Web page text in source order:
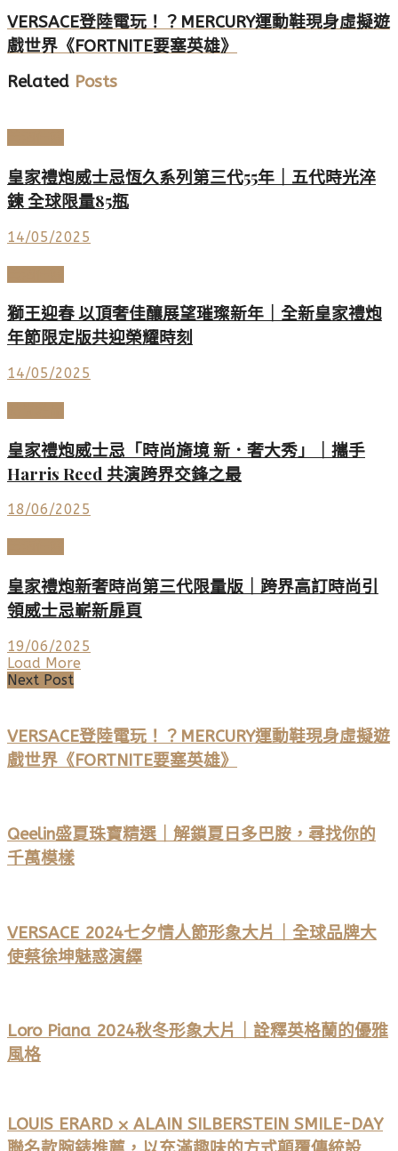
VERSACE登陸電玩！？MERCURY運動鞋現身虛擬遊
戲世界《FORTNITE要塞英雄》
Related Posts
皇家禮炮威士忌恆久系列第三代55年｜五代時光淬
鍊 全球限量85瓶
14/05/2025
獅王迎春 以頂奢佳釀展望璀璨新年｜全新皇家禮炮
年節限定版共迎榮耀時刻
14/05/2025
皇家禮炮威士忌「時尚旖境 新．奢大秀」｜攜手
Harris Reed 共演跨界交鋒之最
18/06/2025
皇家禮炮新奢時尚第三代限量版｜跨界高訂時尚引
領威士忌嶄新扉頁
19/06/2025
Load More
Next Post
VERSACE登陸電玩！？MERCURY運動鞋現身虛擬遊
戲世界《FORTNITE要塞英雄》
Qeelin盛夏珠寶精選｜解鎖夏日多巴胺，尋找你的
千萬模樣
VERSACE 2024七夕情人節形象大片｜全球品牌大
使蔡徐坤魅惑演繹
Loro Piana 2024秋冬形象大片｜詮釋英格蘭的優雅
風格
LOUIS ERARD ⨉ ALAIN SILBERSTEIN SMILE-DAY